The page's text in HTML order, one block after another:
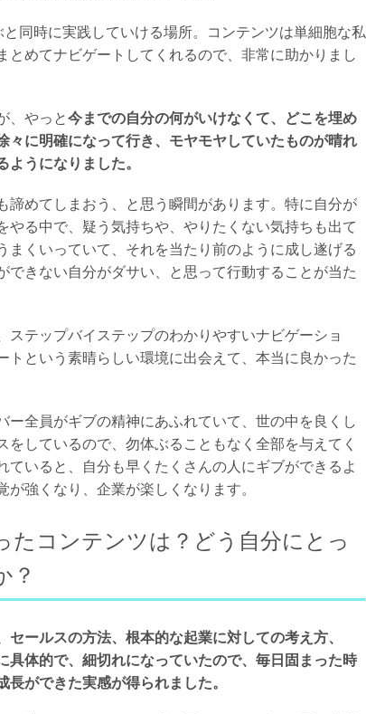
同時に実践していける場所。コンテンツは単細胞な私
とめてナビゲートしてくれるので、非常に助かりまし
、やっと今までの自分の何がいけなくて、どこを埋め
々に明確になって行き、モヤモヤしていたものが晴れ
うになりました。
諦めてしまおう、と思う瞬間があります。特に自分が
やる中で、疑う気持ちや、やりたくない気持ちも出て
まくいっていて、それを当たり前のように成し遂げる
できない自分がダサい、と思って行動することが当た
ステップバイステップのわかりやすいナビゲーショ
トという素晴らしい環境に出会えて、本当に良かった
ー全員がギブの精神にあふれていて、世の中を良くし
をしているので、勿体ぶることもなく全部を与えてく
いると、自分も早くたくさんの人にギブができるよ
強くなり、企業が楽しくなります。
たコンテンツは？どう自分にとっ
？
セールスの方法、根本的な起業に対しての考え方、
具体的で、細切れになっていたので、毎日固まった時
ができた実感が得られました。